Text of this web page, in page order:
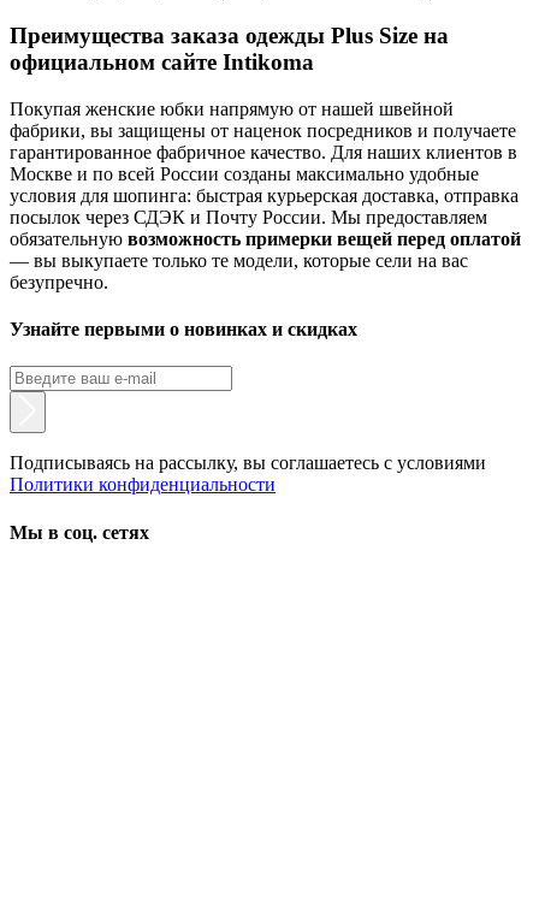
Преимущества заказа одежды Plus Size на
официальном сайте Intikoma
Покупая женские юбки напрямую от нашей швейной
фабрики, вы защищены от наценок посредников и получаете
гарантированное фабричное качество. Для наших клиентов в
Москве и по всей России созданы максимально удобные
условия для шопинга: быстрая курьерская доставка, отправка
посылок через СДЭК и Почту России. Мы предоставляем
обязательную возможность примерки вещей перед оплатой
— вы выкупаете только те модели, которые сели на вас
безупречно.
Узнайте первыми о новинках и скидках
Подписываясь на рассылку, вы соглашаетесь с условиями
Политики конфиденциальности
Мы в соц. сетях